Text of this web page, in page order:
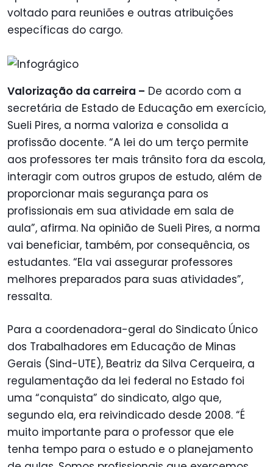
voltado para reuniões e outras atribuições
específicas do cargo.
Valorização da carreira – De acordo com a
secretária de Estado de Educação em exercício,
Sueli Pires, a norma valoriza e consolida a
profissão docente. “A lei do um terço permite
aos professores ter mais trânsito fora da escola,
interagir com outros grupos de estudo, além de
proporcionar mais segurança para os
profissionais em sua atividade em sala de
aula”, afirma. Na opinião de Sueli Pires, a norma
vai beneficiar, também, por consequência, os
estudantes. “Ela vai assegurar professores
melhores preparados para suas atividades”,
ressalta.
Para a coordenadora-geral do Sindicato Único
dos Trabalhadores em Educação de Minas
Gerais (Sind-UTE), Beatriz da Silva Cerqueira, a
regulamentação da lei federal no Estado foi
uma “conquista” do sindicato, algo que,
segundo ela, era reivindicado desde 2008. “É
muito importante para o professor que ele
tenha tempo para o estudo e o planejamento